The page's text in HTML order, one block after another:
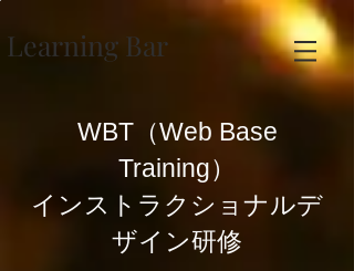
Learning Bar
WBT（Web Base
Training）
インストラクショナルデ
ザイン研修